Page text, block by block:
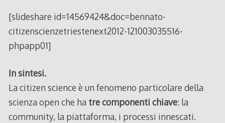
[slideshare id=14569424&doc=bennato-
citizenscienzetriestenext2012-121003035516-
phpapp01]
In sintesi.
La citizen science è un fenomeno particolare della
scienza open che ha tre componenti chiave: la
community, la piattaforma, i processi innescati.